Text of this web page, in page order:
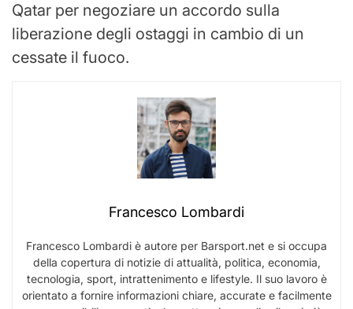
Qatar per negoziare un accordo sulla
liberazione degli ostaggi in cambio di un
cessate il fuoco.
Francesco Lombardi
Francesco Lombardi è autore per Barsport.net e si occupa
della copertura di notizie di attualità, politica, economia,
tecnologia, sport, intrattenimento e lifestyle. Il suo lavoro è
orientato a fornire informazioni chiare, accurate e facilmente